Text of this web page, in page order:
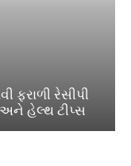
ફરાળી રેસીપી
અને હેલ્થ ટીપ્સ